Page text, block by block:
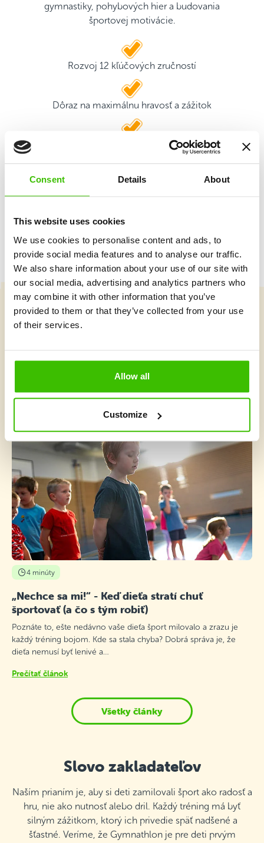
Consent Details About
This website uses cookies
We use cookies to personalise content and ads, to
provide social media features and to analyse our traffic.
We also share information about your use of our site with
our social media, advertising and analytics partners who
may combine it with other information that you’ve
provided to them or that they’ve collected from your use
of their services.
Allow all
Customize
gymnastiky, pohybových hier a budovania
športovej motivácie.
Rozvoj 12 kľúčových zručností
Dôraz na maximálnu hravosť a zážitok
2 kvalifikovaní tréneri
Herný plán s motivačnými nálepkami
Čo je v Gymnathlone nové?
4 minúty
„Nechce sa mi!“ - Keď dieťa stratí chuť
športovať (a čo s tým robiť)
Poznáte to, ešte nedávno vaše dieťa šport milovalo a zrazu je
každý tréning bojom. Kde sa stala chyba? Dobrá správa je, že
dieťa nemusí byť lenivé a…
Prečítať článok
Všetky články
Slovo zakladateľov
Naším prianím je, aby si deti zamilovali šport ako radosť a
hru, nie ako nutnosť alebo dril. Každý tréning má byť
silným zážitkom, ktorý ich privedie späť nadšené a
šťastné. Veríme, že Gymnathlon je pre deti prvým